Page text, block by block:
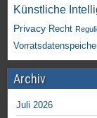
Künstliche
Privacy Recht
Archiv
Juli 2026